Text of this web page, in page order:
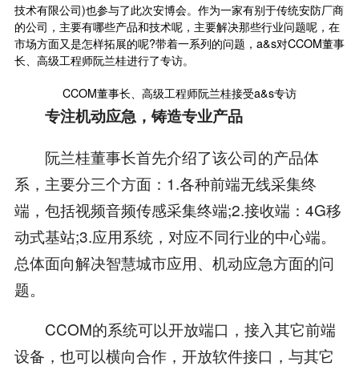
技术有限公司)也参与了此次安博会。作为一家有别于传统安防厂商
的公司，主要有哪些产品和技术呢，主要解决那些行业问题呢，在
市场方面又是怎样拓展的呢?带着一系列的问题，a&s对CCOM董事
长、高级工程师阮兰桂进行了专访。
CCOM董事长、高级工程师阮兰桂接受a&s专访
专注机动应急，铸造专业产品
阮兰桂董事长首先介绍了该公司的产品体
系，主要分三个方面：1.各种前端无线采集终
端，包括视频音频传感采集终端;2.接收端：4G移
动式基站;3.应用系统，对应不同行业的中心端。
总体面向解决智慧城市应用、机动应急方面的问
题。
CCOM的系统可以开放端口，接入其它前端
设备，也可以横向合作，开放软件接口，与其它